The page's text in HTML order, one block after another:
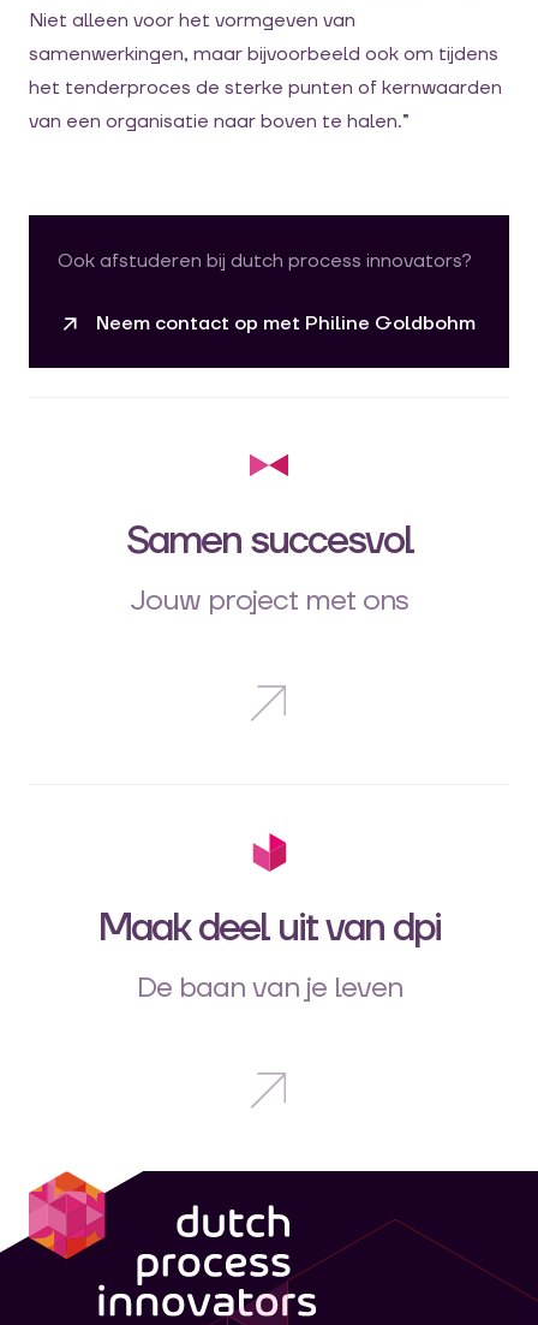
Niet alleen voor het vormgeven van
samenwerkingen, maar bijvoorbeeld ook om tijdens
het tenderproces de sterke punten of kernwaarden
van een organisatie naar boven te halen.”
Ook afstuderen bij dutch process innovators?
Neem contact op met Philine Goldbohm
Samen succesvol
Jouw project met ons
Maak deel uit van dpi
De baan van je leven